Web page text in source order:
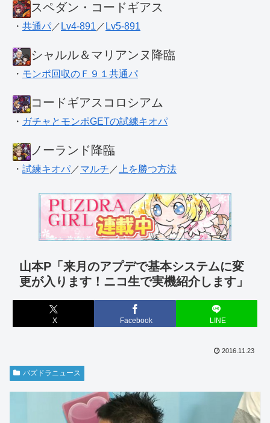
スペダン・コードギアス
・ 共通パ ／ Lv4-891 ／ Lv5-891
シャルル＆マリアンヌ降臨
・ モンポ回収のＦ９１共通パ
コードギアスコロシアム
・ ガチャとモンポGETの試練キオパ
ノーランド降臨
・ 試練キオパ ／マルチ ／ 上を勝つ方法
山本P「来月のアプデで基本システムに変
更が入ります！ニコ生で実機紹介します」
X Facebook LINE
2016.11.23
パズドラニュース